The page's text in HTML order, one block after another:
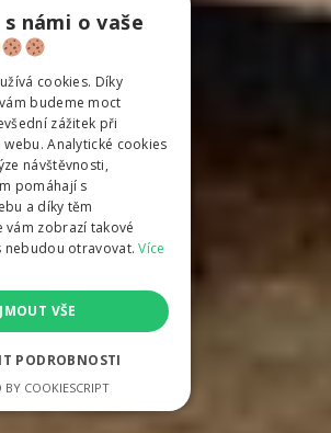
námi o vaše
cookies. Díky
budeme moct
zážitek při
Analytické cookies
návštěvnosti,
pomáhají s
a díky těm
vám zobrazí takové
nebudou otravovat.Více
VŠE
PODROBNOSTI
BY COOKIESCRIPT